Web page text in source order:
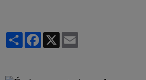
PartagerFacebook
X